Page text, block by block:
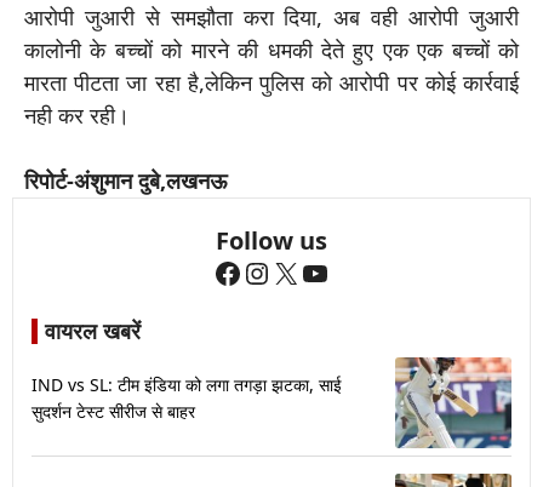
आरोपी जुआरी से समझौता करा दिया, अब वही आरोपी जुआरी
कालोनी के बच्चों को मारने की धमकी देते हुए एक एक बच्चों को
मारता पीटता जा रहा है,लेकिन पुलिस को आरोपी पर कोई कार्रवाई
नही कर रही।
रिपोर्ट-अंशुमान दुबे,लखनऊ
Follow us
Facebook
Instagram
X YouTube
वायरल खबरें
IND vs SL: टीम इंडिया को लगा तगड़ा झटका, साई
सुदर्शन टेस्ट सीरीज से बाहर